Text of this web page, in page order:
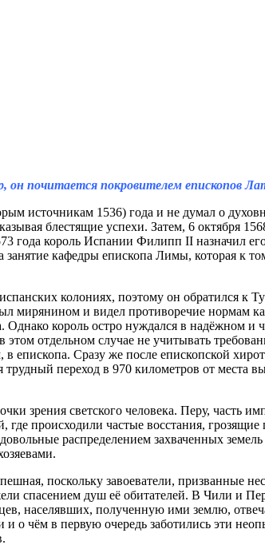
он почитается покровителем епископов
источникам 1536) года и не думал о
блестящие успехи. Затем, 6 октября
года король Испании Филипп II назначил
кафедры епископа Лимы, которая к
колониях, поэтому он обратился к
мирянином и видел противоречие нормам
король остро нуждался в надёжном и
отдельном случае не учитывать
епископа. Сразу же после епископской
переход в 970 километров от места
зрения светского человека. Перу, часть
происходили частые восстания, грозящие
распределением захваченных земель
поскольку завоеватели, призванные
спасением душ её обитателей. В Чили и
населявших, полученную ими землю,
о чём в первую очередь заботились эти